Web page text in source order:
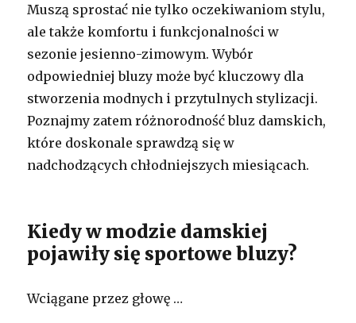
Muszą sprostać nie tylko oczekiwaniom stylu,
ale także komfortu i funkcjonalności w
sezonie jesienno-zimowym. Wybór
odpowiedniej bluzy może być kluczowy dla
stworzenia modnych i przytulnych stylizacji.
Poznajmy zatem różnorodność bluz damskich,
które doskonale sprawdzą się w
nadchodzących chłodniejszych miesiącach.
Kiedy w modzie damskiej
pojawiły się sportowe bluzy?
Wciągane przez głowę …